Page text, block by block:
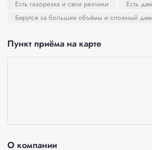
Есть газорезка и свои резчики
Есть
Берутся за большие объёмы и сложный
Пункт приёма на карте
О компании